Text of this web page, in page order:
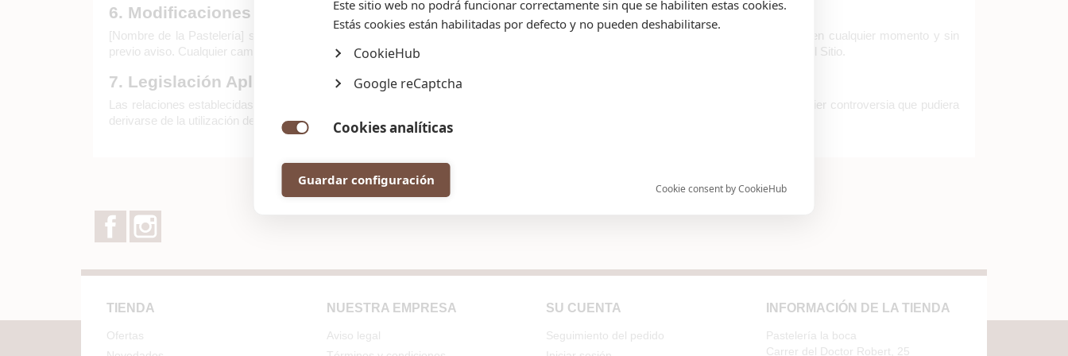
6. Modificaciones
[Nombre de la Pastelería] se reserva el derecho de realizar modificaciones en el Sitio, en su contenido y en los presentes términos en cualquier momento y sin
previo aviso. Cualquier cambio será publicado en esta sección y se considerará que usted acepta esos cambios al continuar utilizando el Sitio.
7. Legislación Aplicable y Jurisdicción
Las relaciones establecidas entre Pastelería la Boca y el usuario se regirán por la normativa vigente en la República Argentina. Cualquier controversia que pudiera
derivarse de la utilización del Sitio será sometida a la jurisdicción de los tribunales competentes de España.
Facebook
TIENDA
Ofertas
NUESTRA EMPRESA
Aviso legal
SU CUENTA
Seguimiento del pedido
INFORMACIÓN DE LA TIENDA
Pastelería la boca
Carrer del Doctor Robert, 25
Este sitio web no podrá funcionar correctamente sin que se habiliten estas cookies.
Estás cookies están habilitadas por defecto y no pueden deshabilitarse.
CookieHub
Google reCaptcha
Cookies analíticas
reportando información sobre su utilización.
Google Analytics
Cookie consent by CookieHub
Guardar configuración